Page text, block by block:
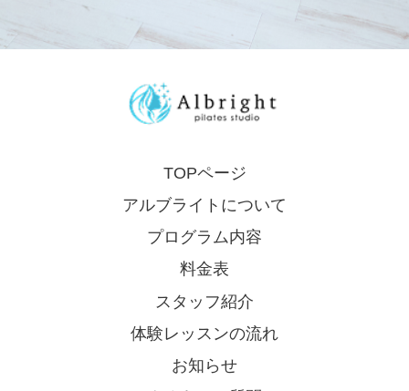
TOPページ
アルブライトについて
プログラム内容
料金表
スタッフ紹介
体験レッスンの流れ
お知らせ